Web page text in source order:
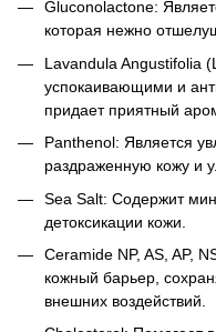
Gluconolactone:
которая нежно
Lavandula Angustifolia
успокаивающими и
придает приятный
Panthenol: Является
раздраженную кожу и
Sea Salt: Содержит
детоксикации кожи.
Ceramide NP, AS, AP,
кожный барьер,
внешних воздействий.